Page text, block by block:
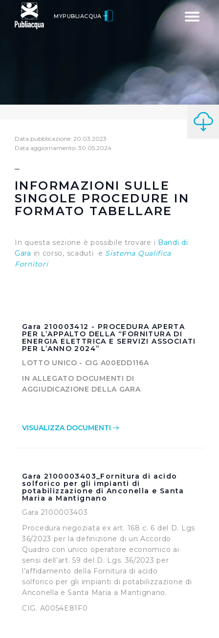
Toggle
MYPUBLIACQUA
Data pubblicazione: 20.03.2023
Data aggiornamento: 30.05.2024
INFORMAZIONI SULLE
SINGOLE PROCEDURE IN
FORMATO TABELLARE
In questa sezione è possibile trovare i Bandi di
Gara in corso, scaduti e Sistema Qualifica
Fornitori
Gara 210003412 - PROCEDURA APERTA
PER L’APPALTO DELLA “FORNITURA DI
ENERGIA ELETTRICA E SERVIZI ASSOCIATI
PER L’ANNO 2024”
LOTTO UNICO - CIG A00EDD116A
IN ALLEGATO DOCUMENTI DI
AGGIUDICAZIONE DELLA GARA
VISUALIZZA DOCUMENTI
Gara 2100003403_Fornitura di acido
solforico per gli impianti di
potabilizzazione di Anconella e Santa
Maria a Mantignano
Gara 2100003403
Procedura negoziata ex art. 168 c. 6 del D. Lgs
36/2023 per la definizione di un Accordo
Quadro con unico operatore economico ai
sensi dell’art. 59 del D. Lgs. 36/2023 per
l’affidamento della Fornitura di acido
solforico per gli impianti di potabilizzazione di
Anconella e Santa Maria a Mantignano.
CIG. A0054E81F0